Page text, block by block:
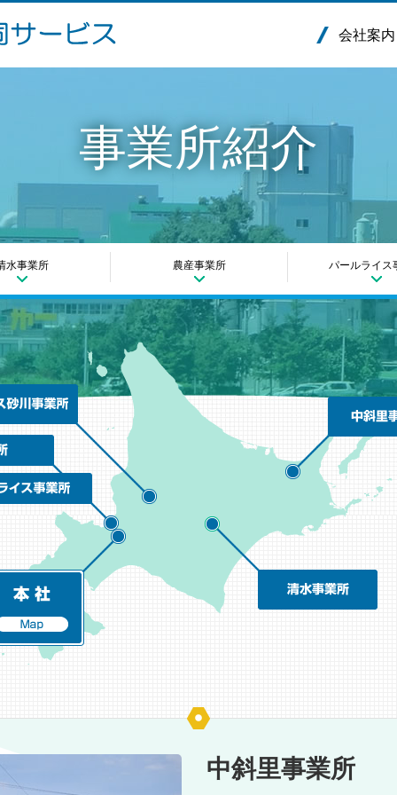
会社案内
事業所紹介
水事業所 農産事業所 パールライス
中斜里事業所